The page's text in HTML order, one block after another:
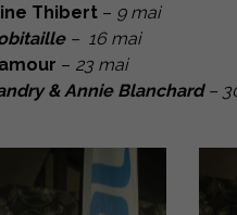
Thibert – 9 mai
– 16 mai
– 23 mai
& Annie Blanchard–